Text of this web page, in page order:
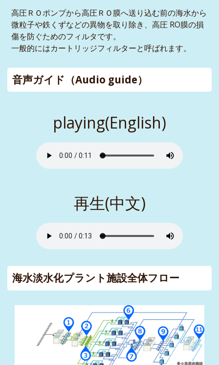
高圧ＲＯポンプから高圧ＲＯ膜へ送り込む前の海水から
微粒子や鉄くずなどの異物を取り除き、高圧 RO膜の損
傷を防ぐためのフィルタです。
一般的にはカートリッジフィルターと呼ばれます。
音声ガイド（Audio guide）
playing(English)
再生(中文)
海水淡水化プラント施設全体フロー